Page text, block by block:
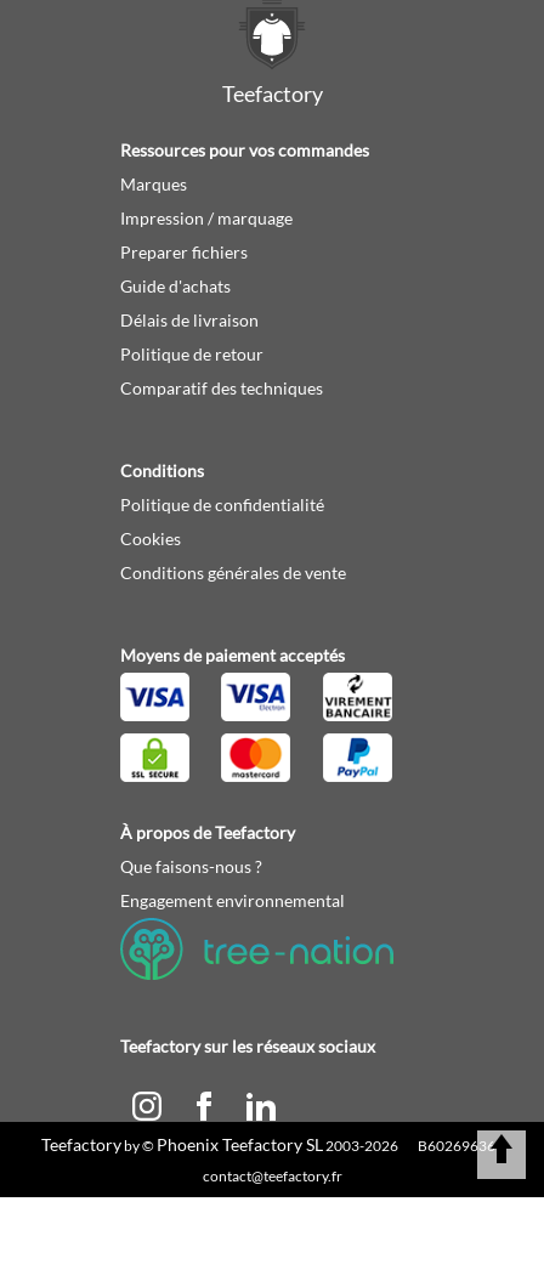
Calculez votre devis
Teefactory
Ressources pour vos commandes
Marques
Impression / marquage
Preparer fichiers
Guide d'achats
Délais de livraison
Politique de retour
Comparatif des techniques
Conditions
Politique de confidentialité
Cookies
Conditions générales de vente
Moyens de paiement acceptés
À propos de Teefactory
Que faisons-nous ?
Engagement environnemental
Teefactory sur les réseaux sociaux
Teefactoryby © Phoenix Teefactory SL 2003-2026 B60269636 |
contact@teefactory.fr